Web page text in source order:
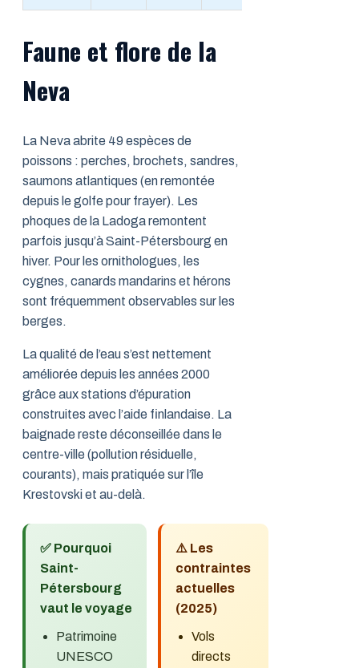
Faune et flore de la
Neva
La Neva abrite 49 espèces de
poissons : perches, brochets, sandres,
saumons atlantiques (en remontée
depuis le golfe pour frayer). Les
phoques de la Ladoga remontent
parfois jusqu’à Saint-Pétersbourg en
hiver. Pour les ornithologues, les
cygnes, canards mandarins et hérons
sont fréquemment observables sur les
berges.
La qualité de l’eau s’est nettement
améliorée depuis les années 2000
grâce aux stations d’épuration
construites avec l’aide finlandaise. La
baignade reste déconseillée dans le
centre-ville (pollution résiduelle,
courants), mais pratiquée sur l’île
Krestovski et au-delà.
✅ Pourquoi
Saint-
Pétersbourg
vaut le voyage
Patrimoine
UNESCO
⚠️ Les
contraintes
actuelles
(2025)
Vols
directs